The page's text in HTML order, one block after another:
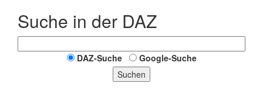
Suche in der DAZ
DAZ-Suche
Google-Suche
Suchen